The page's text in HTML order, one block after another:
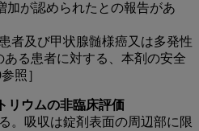
加が認められたとの報告があ
者及び甲状腺髄様癌又は多発性
る患者に対する、本剤の安全
照］
リウムの非臨床評価
。吸収は錠剤表面の周辺部に限